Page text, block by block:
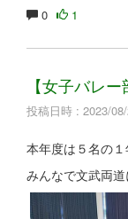
0 1
【女子バレ
投稿日時 : 2023/
本年度は５名の
みんなで文武両